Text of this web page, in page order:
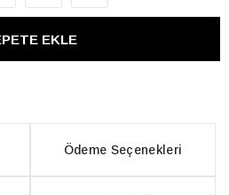
Ödeme Seçenekleri